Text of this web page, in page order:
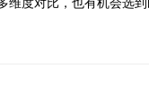
维度对比，也有机会选